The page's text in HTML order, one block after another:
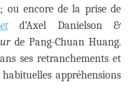
ou encore de la prise de
d’Axel Danielson &
de Pang-Chuan Huang.
ses retranchements et
appréhensions